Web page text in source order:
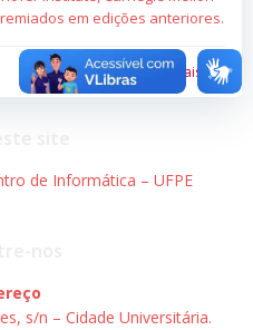
em edições anteriores.
Leia mais
de Informática – UFPE
s/n – Cidade Universitária.